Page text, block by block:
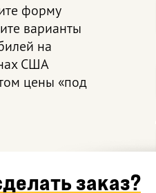
форму
варианты
на
США
цены «под
заказ?